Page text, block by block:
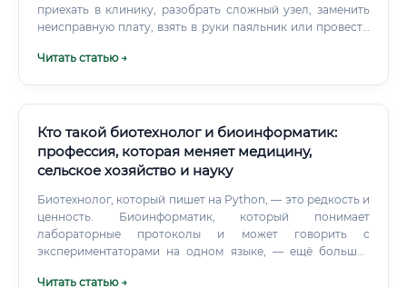
приехать в клинику, разобрать сложный узел, заменить
неисправную плату, взять в руки паяльник или провести
Читать статью →
Кто такой биотехнолог и биоинформатик:
профессия, которая меняет медицину,
сельское хозяйство и науку
Биотехнолог, который пишет на Python, — это редкость и
ценность. Биоинформатик, который понимает
лабораторные протоколы и может говорить с
экспериментаторами на одном языке, — ещё большая
Читать статью →